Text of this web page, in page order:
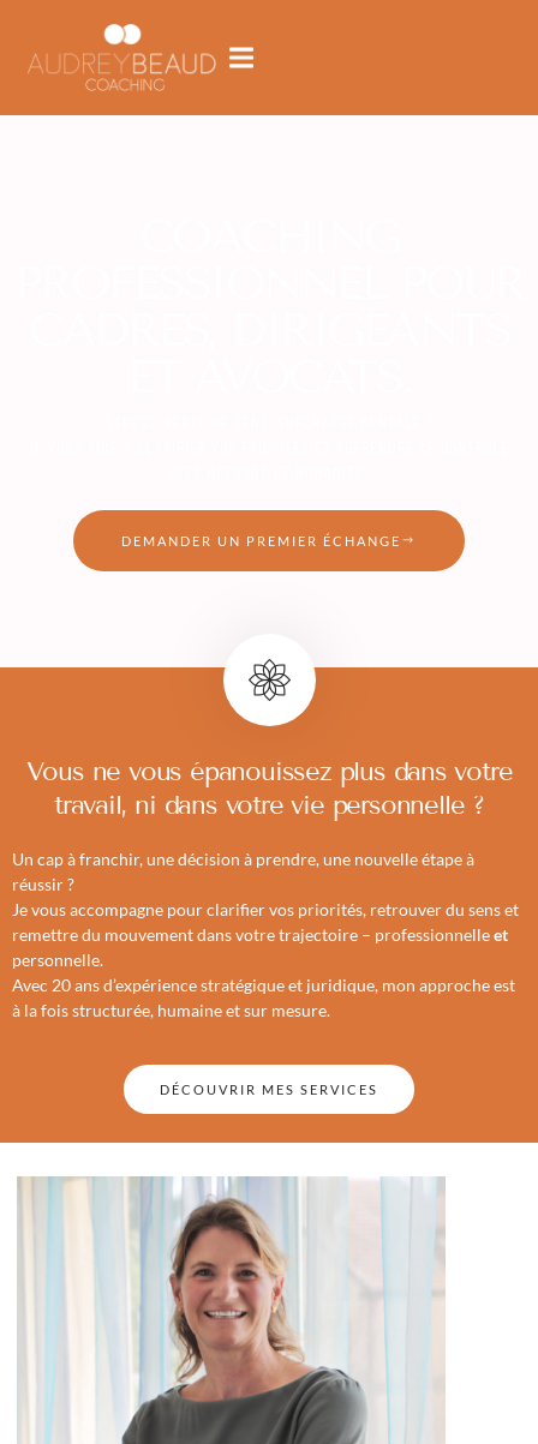
DEMANDER UN PREMIER ÉCHANGE
Vous ne vous épanouissez plus dans votre
travail, ni dans votre vie personnelle ?
Un cap à franchir, une décision à prendre, une nouvelle étape à
réussir ?
Je vous accompagne pour clarifier vos priorités, retrouver du sens et
remettre du mouvement dans votre trajectoire – professionnelleet
personnelle.
Avec 20 ans d’expérience stratégique et juridique, mon approche est
à la fois structurée, humaine et sur mesure.
DÉCOUVRIR MES SERVICES